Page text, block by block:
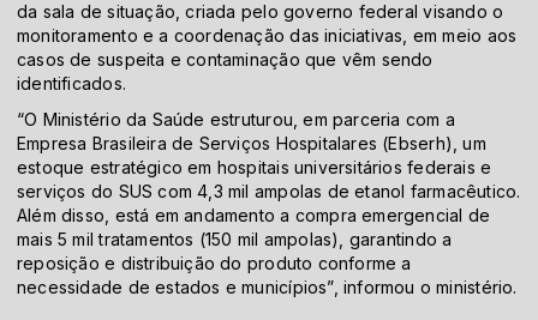
da sala de situação, criada pelo governo federal visando o
monitoramento e a coordenação das iniciativas, em meio aos
casos de suspeita e contaminação que vêm sendo
identificados.
“O Ministério da Saúde estruturou, em parceria com a
Empresa Brasileira de Serviços Hospitalares (Ebserh), um
estoque estratégico em hospitais universitários federais e
serviços do SUS com 4,3 mil ampolas de etanol farmacêutico.
Além disso, está em andamento a compra emergencial de
mais 5 mil tratamentos (150 mil ampolas), garantindo a
reposição e distribuição do produto conforme a
necessidade de estados e municípios”, informou o ministério.